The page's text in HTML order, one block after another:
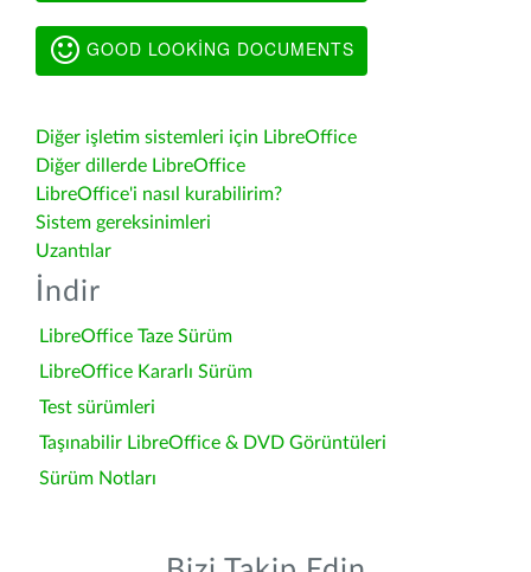
GOOD LOOKING DOCUMENTS
Diğer işletim sistemleri için LibreOffice
Diğer dillerde LibreOffice
LibreOffice'i nasıl kurabilirim?
Sistem gereksinimleri
Uzantılar
İndir
LibreOffice Taze Sürüm
LibreOffice Kararlı Sürüm
Test sürümleri
Taşınabilir LibreOffice & DVD Görüntüleri
Sürüm Notları